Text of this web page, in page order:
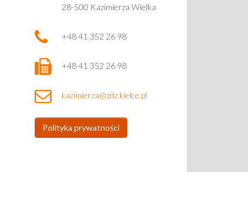
28-500 Kazimierza Wielka
+48 41 352 26 98
+48 41 352 26 98
kazimierza@zdz.kielce.pl
Polityka prywatności